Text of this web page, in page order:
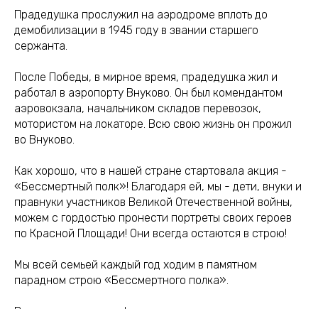
Прадедушка прослужил на аэродроме вплоть до
демобилизации в 1945 году в звании старшего
сержанта.
После Победы, в мирное время, прадедушка жил и
работал в аэропорту Внуково. Он был комендантом
аэровокзала, начальником складов перевозок,
мотористом на локаторе. Всю свою жизнь он прожил
во Внуково.
Как хорошо, что в нашей стране стартовала акция -
«Бессмертный полк»! Благодаря ей, мы - дети, внуки и
правнуки участников Великой Отечественной войны,
можем с гордостью пронести портреты своих героев
по Красной Площади! Они всегда остаются в строю!
Мы всей семьей каждый год ходим в памятном
парадном строю «Бессмертного полка».